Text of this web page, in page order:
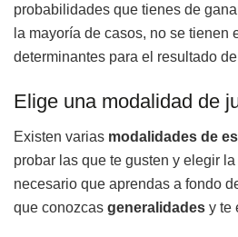
probabilidades que tienes de
la mayoría de casos, no se tienen
determinantes para el resultado
Elige una modalidad de
Existen varias modalidades de
probar las que te gusten y elegir
necesario que aprendas a fondo
que conozcas generalidades y te